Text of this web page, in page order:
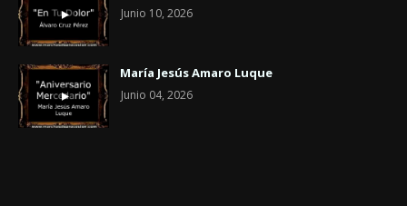
Junio 10, 2026
María Jesús Amaro Luque
Junio 04, 2026